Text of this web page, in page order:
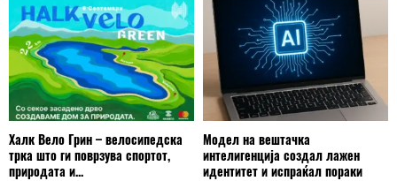
Халк Вело Грин – велосипедска
трка што ги поврзува спортот,
природата и...
Модел на вештачка
интелигенција создал лажен
идентитет и испраќал пораки